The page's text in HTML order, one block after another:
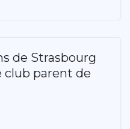
de Strasbourg
parent de